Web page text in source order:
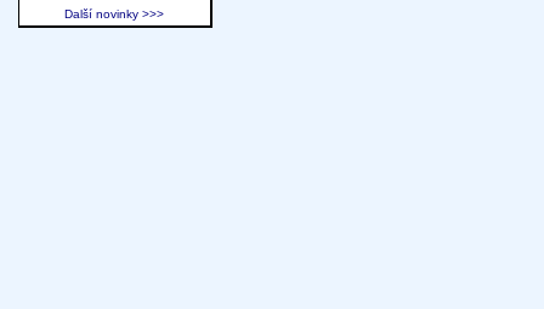
Další novinky >>>